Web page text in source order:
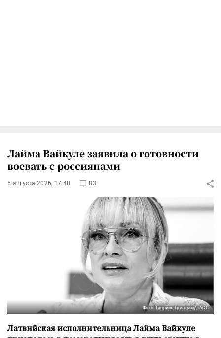
Лайма Вайкуле заявила о готовности
воевать с россиянами
5 августа 2026, 17:48 83
Фото: Гавриил Григоров/ТАСС
Латвийская исполнительница Лайма Вайкуле